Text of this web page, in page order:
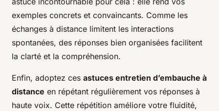
exemples concrets et convaincants. Comme les
échanges à distance limitent les interactions
spontanées, des réponses bien organisées facilitent
la clarté et la compréhension.
Enfin, adoptez ces astuces entretien d’embauche à
distance en répétant régulièrement vos réponses à
haute voix. Cette répétition améliore votre fluidité,